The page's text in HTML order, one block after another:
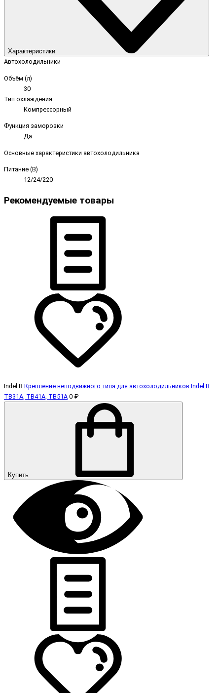
Характеристики
Автохолодильники
Объём (л)
30
Тип охлаждения
Компрессорный
Функция заморозки
Да
Основные характеристики автохолодильника
Питание (В)
12/24/220
Рекомендуемые товары
Indel B Крепление неподвижного типа для автохолодильников Indel B
TB31А, TB41А, TB51А 0 ₽
Купить